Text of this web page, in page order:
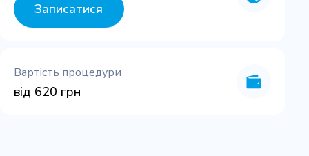
Записатися
Вартість процедури
від 620 грн